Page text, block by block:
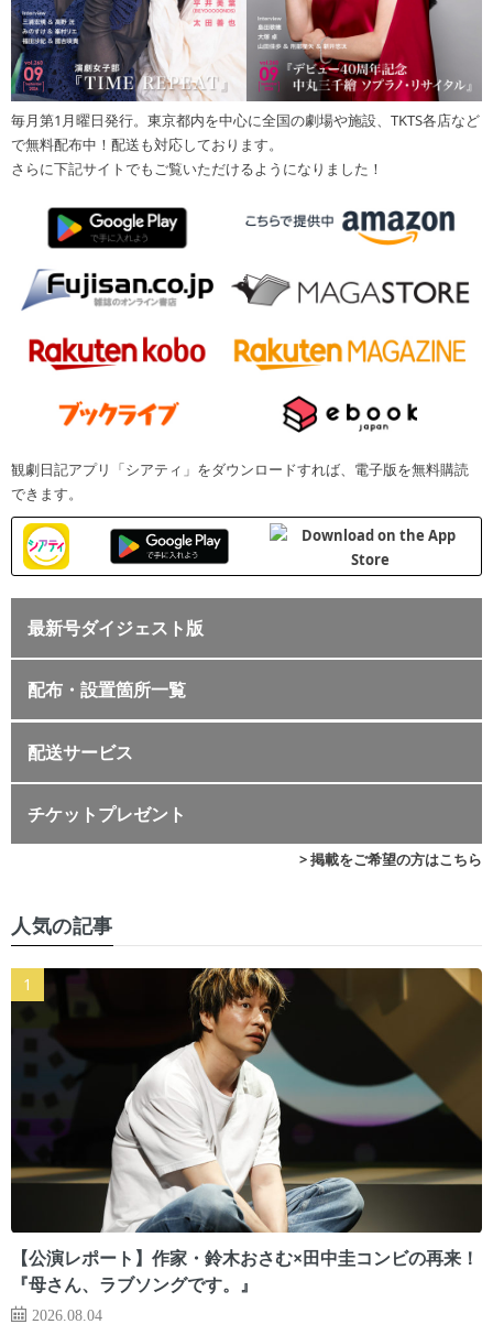
毎月第1月曜日発行。東京都内を中心に全国の劇場や施設、TKTS各店など
で無料配布中！配送も対応しております。
さらに下記サイトでもご覧いただけるようになりました！
観劇日記アプリ「シアティ」をダウンロードすれば、電子版を無料購読
できます。
最新号ダイジェスト版
配布・設置箇所一覧
配送サービス
チケットプレゼント
> 掲載をご希望の方はこちら
人気の記事
【公演レポート】作家・鈴木おさむ×田中圭コンビの再来！
『母さん、ラブソングです。』
2026.08.04